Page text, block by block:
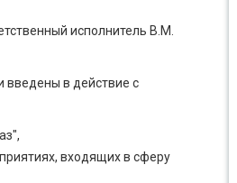
исполнитель В.М.
введены в действие с
входящих в сферу